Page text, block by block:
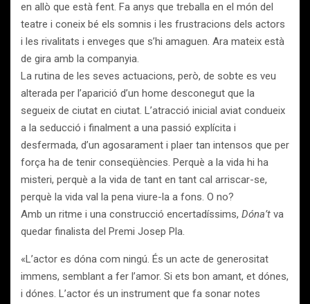
en allò que està fent. Fa anys que treballa en el món del
teatre i coneix bé els somnis i les frustracions dels actors
i les rivalitats i enveges que s’hi amaguen. Ara mateix està
de gira amb la companyia.
La rutina de les seves actuacions, però, de sobte es veu
alterada per l’aparició d’un home desconegut que la
segueix de ciutat en ciutat. L’atracció inicial aviat condueix
a la seducció i finalment a una passió explícita i
desfermada, d’un agosarament i plaer tan intensos que per
força ha de tenir conseqüències. Perquè a la vida hi ha
misteri, perquè a la vida de tant en tant cal arriscar-se,
perquè la vida val la pena viure-la a fons. O no?
Amb un ritme i una construcció encertadíssims, Dóna’t va
quedar finalista del Premi Josep Pla.
«L’actor es dóna com ningú. És un acte de generositat
immens, semblant a fer l’amor. Si ets bon amant, et dónes,
i dónes. L’actor és un instrument que fa sonar notes